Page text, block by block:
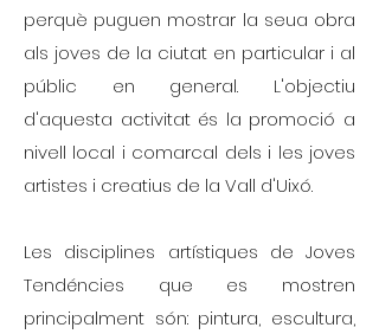
perquè puguen mostrar la seua obra
als joves de la ciutat en particular i al
públic en general. L'objectiu
d'aquesta activitat és la promoció a
nivell local i comarcal dels i les joves
artistes i creatius de la Vall d'Uixó.
Les disciplines artístiques de Joves
Tendéncies que es mostren
principalment són: pintura, escultura,